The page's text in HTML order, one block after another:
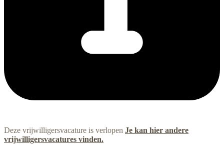
Deze vrijwilligersvacature is verlopen Je kan hier andere
vrijwilligersvacatures vinden.